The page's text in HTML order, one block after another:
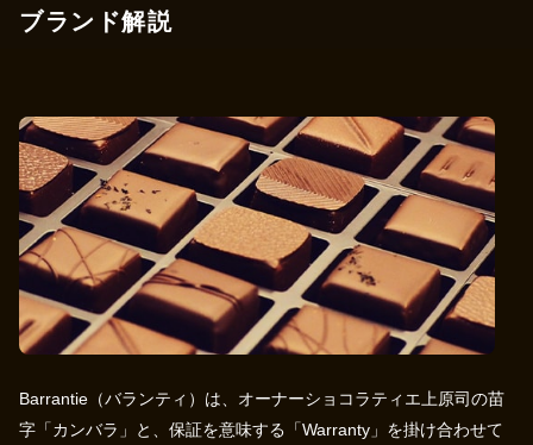
ブランド解説
Barrantie（バランティ）は、オーナーショコラティエ上原司の苗
字「カンバラ」と、保証を意味する「Warranty」を掛け合わせて